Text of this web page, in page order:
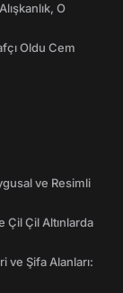
O
Oldu Cem
ve Resimli
Çil Çil Altınlarda
ve Şifa Alanları: